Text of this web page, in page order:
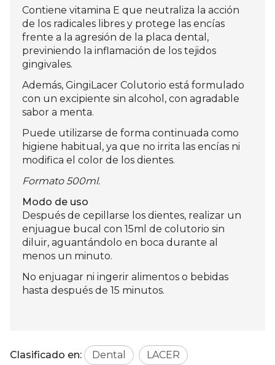
Contiene vitamina E que neutraliza la acción
de los radicales libres y protege las encías
frente a la agresión de la placa dental,
previniendo la inflamación de los tejidos
gingivales.
Además, GingiLacer Colutorio está formulado
con un excipiente sin alcohol, con agradable
sabor a menta.
Puede utilizarse de forma continuada como
higiene habitual, ya que no irrita las encías ni
modifica el color de los dientes.
Formato 500ml.
Modo de uso
Después de cepillarse los dientes, realizar un
enjuague bucal con 15ml de colutorio sin
diluir, aguantándolo en boca durante al
menos un minuto.
No enjuagar ni ingerir alimentos o bebidas
hasta después de 15 minutos.
Clasificado en: Dental LACER